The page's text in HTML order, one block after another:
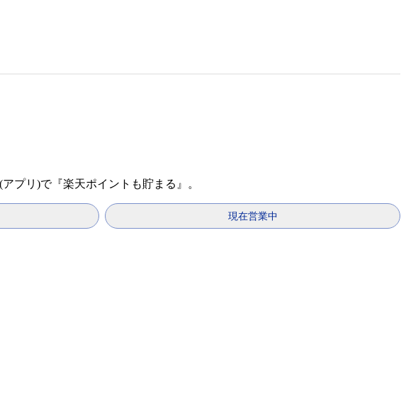
プリ)で『楽天ポイントも貯まる』。
現在営業中